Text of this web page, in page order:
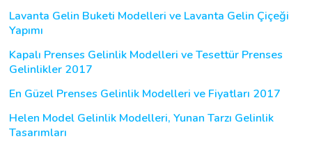
Lavanta Gelin Buketi Modelleri ve Lavanta Gelin Çiçeği
Yapımı
Kapalı Prenses Gelinlik Modelleri ve Tesettür Prenses
Gelinlikler 2017
En Güzel Prenses Gelinlik Modelleri ve Fiyatları 2017
Helen Model Gelinlik Modelleri, Yunan Tarzı Gelinlik
Tasarımları